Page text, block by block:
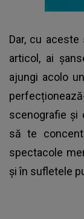
Dar, cu
articol, ai
ajungi acolo
scenografie și
să te
spectacole
și în sufletele